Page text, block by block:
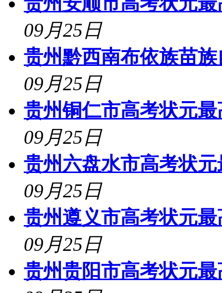
09月25日
贵州黔西南布依族苗
09月25日
贵州铜仁市高考状元
09月25日
贵州六盘水市高考状
09月25日
贵州遵义市高考状元
09月25日
贵州贵阳市高考状元